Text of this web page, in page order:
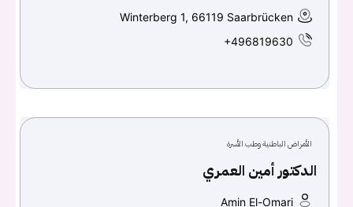
Winterberg 1, 66119 Saarbrücken
+496819630
الأمراض الباطنية وطب الأسرة
الدكتور أمين العمري
Amin El-Omari